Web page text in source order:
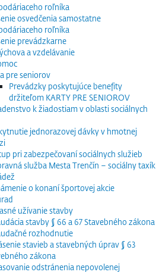
roľníka
osvedčenia samostatne
roľníka
prevádzkarne
a vzdelávanie
pre seniorov
Prevádzky poskytujúce benefity
držiteľom KARTY PRE SENIOROV
k žiadostiam v oblasti sociálnych
jednorazovej dávky v hmotnej
pri zabezpečovaní sociálnych služieb
služba Mesta Trenčín – sociálny taxík
o konaní športovej akcie
užívanie stavby
stavby § 66 a 67 Stavebného zákona
rozhodnutie
stavieb a stavebných úprav § 63
zákona
odstránenia nepovolenej